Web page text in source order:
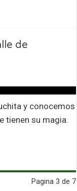
de
y conocemos
tienen su magia.
Pagina 3 de 7